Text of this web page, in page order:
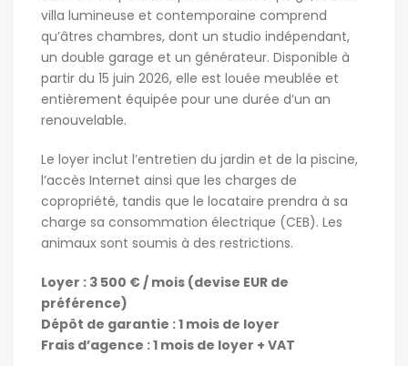
villa lumineuse et contemporaine comprend
qu’âtres chambres, dont un studio indépendant,
un double garage et un générateur. Disponible à
partir du 15 juin 2026, elle est louée meublée et
entièrement équipée pour une durée d’un an
renouvelable.
Le loyer inclut l’entretien du jardin et de la piscine,
l’accès Internet ainsi que les charges de
copropriété, tandis que le locataire prendra à sa
charge sa consommation électrique (CEB). Les
animaux sont soumis à des restrictions.
Loyer : 3 500 € / mois (devise EUR de
préférence)
Dépôt de garantie : 1 mois de loyer
Frais d’agence : 1 mois de loyer + VAT